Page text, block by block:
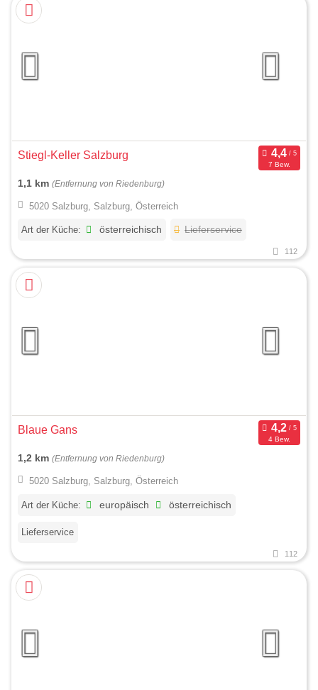
Stiegl-Keller Salzburg
7 Bew.
1,1 km (Entfernung von Riedenburg)
5020 Salzburg, Salzburg, Österreich
Art der Küche: österreichisch Lieferservice
112
Blaue Gans
4 Bew.
1,2 km (Entfernung von Riedenburg)
5020 Salzburg, Salzburg, Österreich
Art der Küche: europäisch österreichisch
Lieferservice
112